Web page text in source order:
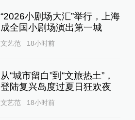
“2026小剧场大汇”举行，上海
成全国小剧场演出第一城
文艺范 18小时前
从“城市留白”到“文旅热土”，
登陆复兴岛度过夏日狂欢夜
文艺范 18小时前